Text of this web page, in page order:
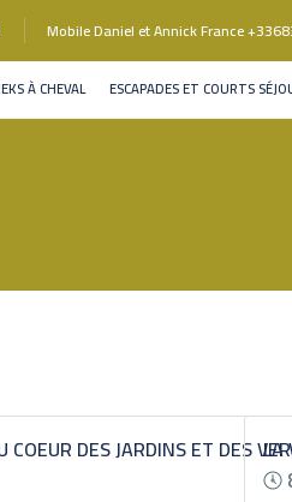
Mobile Daniel et Annick France
À CHEVAL ESCAPADES ET COURTS
COEUR DES JARDINS ET DES LA